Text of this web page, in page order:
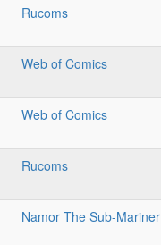
Rucoms
Web of Comics
Web of Comics
Rucoms
Namor The Sub-Mariner